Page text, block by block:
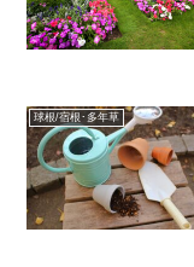
球根/宿根･多年草